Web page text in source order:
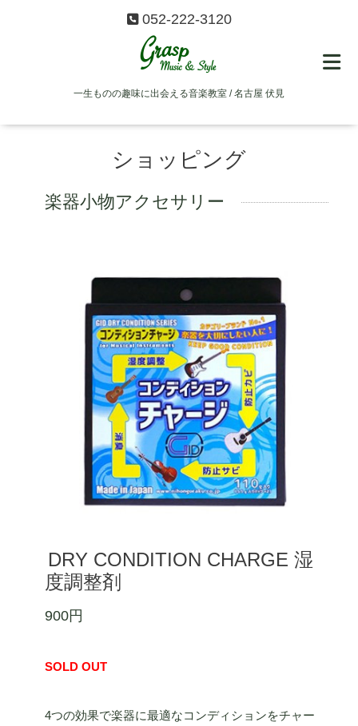
052-222-3120
一生ものの趣味に出会える音楽教室 / 名古屋 伏見
ショッピング
楽器小物アクセサリー
DRY CONDITION CHARGE 湿
度調整剤
900円
SOLD OUT
4つの効果で楽器に最適なコンディションをチャー